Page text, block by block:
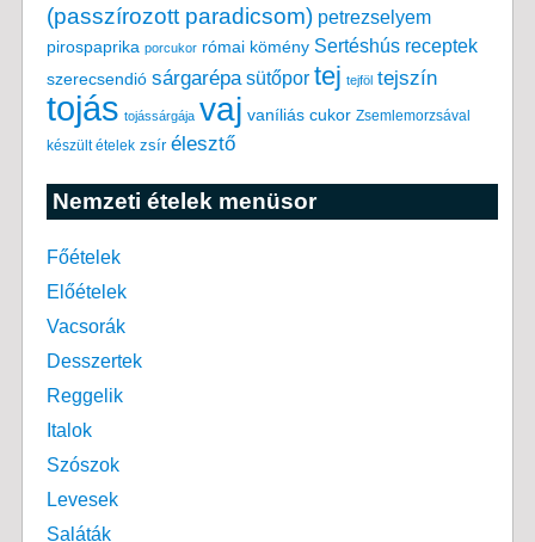
(passzírozott paradicsom) petrezselyem
pirospaprika porcukor római kömény Sertéshús receptek
szerecsendió sárgarépa sütőpor tej tejföl tejszín
tojás tojássárgája vaj vaníliás cukor Zsemlemorzsával
készült ételek zsír élesztő
Nemzeti ételek menüsor
Főételek
Előételek
Vacsorák
Desszertek
Reggelik
Italok
Szószok
Levesek
Saláták